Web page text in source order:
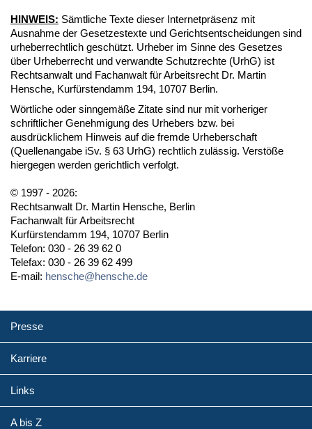
HINWEIS: Sämtliche Texte dieser Internetpräsenz mit
Ausnahme der Gesetzestexte und Gerichtsentscheidungen sind
urheberrechtlich geschützt. Urheber im Sinne des Gesetzes
über Urheberrecht und verwandte Schutzrechte (UrhG) ist
Rechtsanwalt und Fachanwalt für Arbeitsrecht Dr. Martin
Hensche, Kurfürstendamm 194, 10707 Berlin.
Wörtliche oder sinngemäße Zitate sind nur mit vorheriger
schriftlicher Genehmigung des Urhebers bzw. bei
ausdrücklichem Hinweis auf die fremde Urheberschaft
(Quellenangabe iSv. § 63 UrhG) rechtlich zulässig. Verstöße
hiergegen werden gerichtlich verfolgt.
© 1997 - 2026:
Rechtsanwalt Dr. Martin Hensche, Berlin
Fachanwalt für Arbeitsrecht
Kurfürstendamm 194, 10707 Berlin
Telefon: 030 - 26 39 62 0
Telefax: 030 - 26 39 62 499
E-mail: hensche@hensche.de
Presse
Karriere
Links
A bis Z